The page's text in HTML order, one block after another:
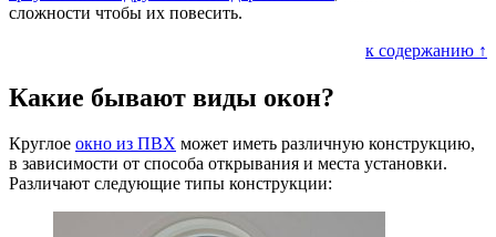
сложности чтобы их повесить.
к содержанию ↑
Какие бывают виды окон?
Круглое окно из ПВХ может иметь различную конструкцию,
в зависимости от способа открывания и места установки.
Различают следующие типы конструкции: